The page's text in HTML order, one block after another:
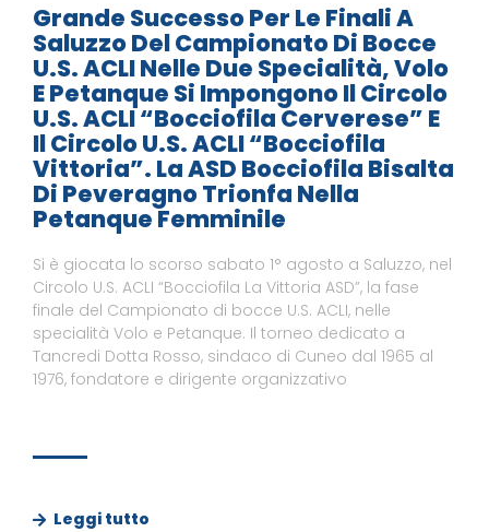
Grande Successo Per Le Finali A
Saluzzo Del Campionato Di Bocce
U.S. ACLI Nelle Due Specialità, Volo
E Petanque Si Impongono Il Circolo
U.S. ACLI “Bocciofila Cerverese” E
Il Circolo U.S. ACLI “Bocciofila
Vittoria”. La ASD Bocciofila Bisalta
Di Peveragno Trionfa Nella
Petanque Femminile
Si è giocata lo scorso sabato 1° agosto a Saluzzo, nel
Circolo U.S. ACLI “Bocciofila La Vittoria ASD”, la fase
finale del Campionato di bocce U.S. ACLI, nelle
specialità Volo e Petanque. Il torneo dedicato a
Tancredi Dotta Rosso, sindaco di Cuneo dal 1965 al
1976, fondatore e dirigente organizzativo
Leggi tutto